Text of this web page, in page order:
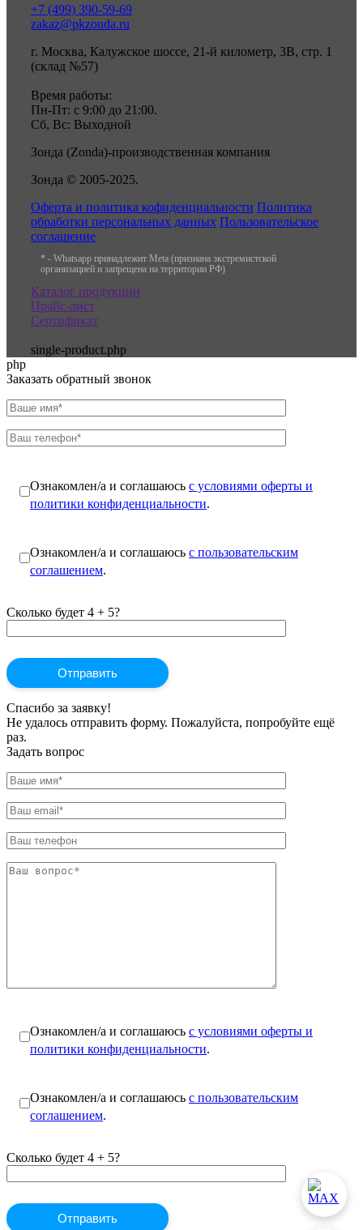
+7 (499) 390-59-69
zakaz@pkzonda.ru
г. Москва, Калужское шоссе, 21-й километр, 3В, стр. 1
(склад №57)
Время работы:
Пн-Пт: с 9:00 до 21:00.
Сб, Вс: Выходной
Зонда (Zonda)-производственная компания
Зонда © 2005-2025.
Оферта и политика кофиденциальности Политика
обработки персональных данных Пользовательское
соглашение
* - Whatsapp принадлежит Meta (признана экстремистской
организацией и запрещена на территории РФ)
Каталог продукции
Прайс-лист
Сертификат
single-product.php
php
Заказать обратный звонок
Ознакомлен/а и соглашаюсь с условиями оферты и
политики конфиденциальности.
Ознакомлен/а и соглашаюсь с пользовательским
соглашением.
Сколько будет 4 + 5?
Спасибо за заявку!
Не удалось отправить форму. Пожалуйста, попробуйте ещё
раз.
Задать вопрос
Ознакомлен/а и соглашаюсь с условиями оферты и
политики конфиденциальности.
Ознакомлен/а и соглашаюсь с пользовательским
соглашением.
Сколько будет 4 + 5?